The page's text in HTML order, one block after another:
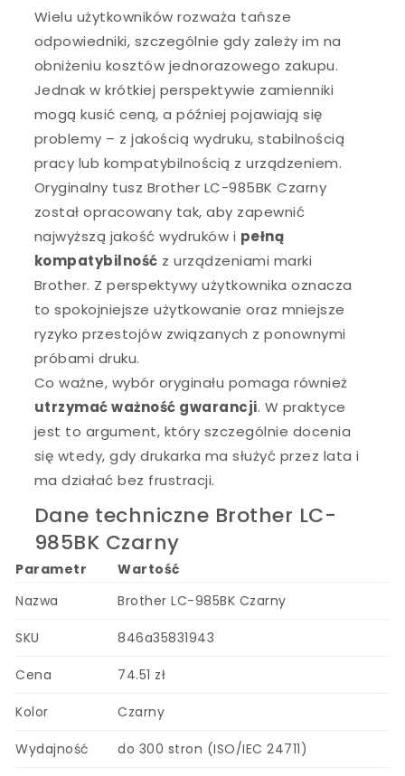
Wielu użytkowników rozważa tańsze
odpowiedniki, szczególnie gdy zależy im na
obniżeniu kosztów jednorazowego zakupu.
Jednak w krótkiej perspektywie zamienniki
mogą kusić ceną, a później pojawiają się
problemy – z jakością wydruku, stabilnością
pracy lub kompatybilnością z urządzeniem.
Oryginalny tusz Brother LC-985BK Czarny
został opracowany tak, aby zapewnić
najwyższą jakość wydruków i pełną
kompatybilność z urządzeniami marki
Brother. Z perspektywy użytkownika oznacza
to spokojniejsze użytkowanie oraz mniejsze
ryzyko przestojów związanych z ponownymi
próbami druku.
Co ważne, wybór oryginału pomaga również
utrzymać ważność gwarancji. W praktyce
jest to argument, który szczególnie docenia
się wtedy, gdy drukarka ma służyć przez lata i
ma działać bez frustracji.
Dane techniczne Brother LC-
985BK Czarny
Parametr
Wartość
Nazwa
Brother LC-985BK Czarny
SKU 846a35831943
Cena 74.51 zł
Kolor Czarny
Wydajność do 300 stron (ISO/IEC 24711)